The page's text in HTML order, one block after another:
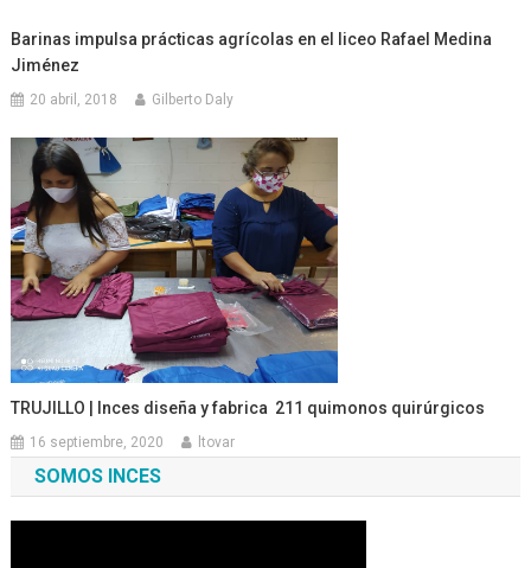
Barinas impulsa prácticas agrícolas en el liceo Rafael Medina
Jiménez
20 abril, 2018 Gilberto Daly
TRUJILLO | Inces diseña y fabrica 211 quimonos quirúrgicos
16 septiembre, 2020 ltovar
SOMOS INCES